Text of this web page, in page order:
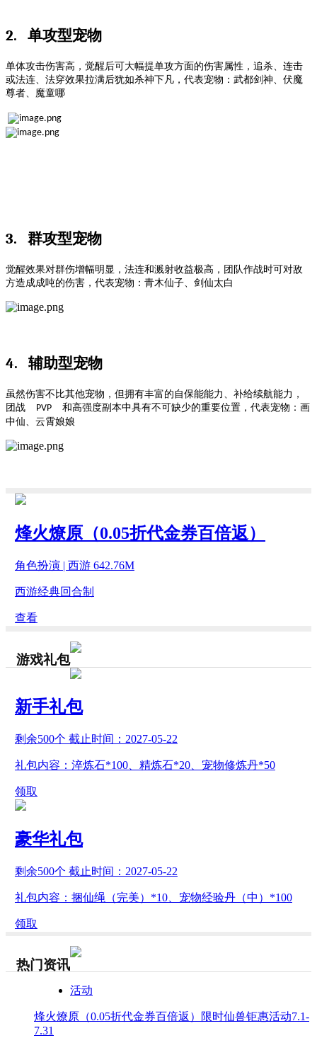
2. 单攻型宠物
单体攻击伤害高，觉醒后可大幅提单攻方面的伤害属性，追杀、连击
或法连、法穿效果拉满后犹如杀神下凡，代表宠物：武都剑神、伏魔
尊者、魔童哪
3. 群攻型宠物
觉醒效果对群伤增幅明显，法连和溅射收益极高，团队作战时可对敌
方造成成吨的伤害，代表宠物：青木仙子、剑仙太白
4. 辅助型宠物
虽然伤害不比其他宠物，但拥有丰富的自保能能力、补给续航能力，
团战
PVP
和高强度副本中具有不可缺少的重要位置，代表宠物：画
中仙、云霄娘娘
烽火燎原（0.05折代金券百倍返）
角色扮演 | 西游 642.76M
西游经典回合制
查看
游戏礼包
新手礼包
剩余500个 截止时间： 2027-05-22
礼包内容：淬炼石*100、精炼石*20、宠物修炼丹*50
领取
豪华礼包
剩余500个 截止时间： 2027-05-22
礼包内容：捆仙绳（完美）*10、宠物经验丹（中）*100
领取
热门资讯
活动
烽火燎原（0.05折代金券百倍返）限时仙兽钜惠活动7.1-
7.31